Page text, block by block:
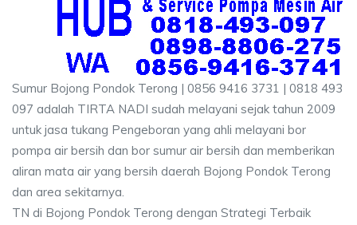
Sumur Bojong Pondok Terong | 0856 9416 3731 | 0818 493
097 adalah TIRTA NADI sudah melayani sejak tahun 2009
untuk jasa tukang Pengeboran yang ahli melayani bor
pompa air bersih dan bor sumur air bersih dan memberikan
aliran mata air yang bersih daerah Bojong Pondok Terong
dan area sekitarnya.
TN di Bojong Pondok Terong dengan Strategi Terbaik